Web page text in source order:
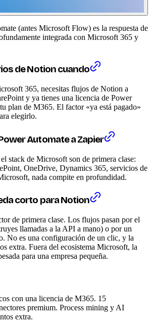
(antes Microsoft Flow) es la respuesta de
integrada con Microsoft 365 y
de Notion cuando
365, necesitas flujos de Notion a
y ya tienes una licencia de Power
plan de M365. El factor «ya está pagado»
elegirlo.
Automate a Zapier
stack de Microsoft son de primera clase:
OneDrive, Dynamics 365, servicios de
nada compite en profundidad.
corto para Notion
de primera clase. Los flujos pasan por el
llamadas a la API a mano) o por un
No es una configuración de un clic, y la
extra. Fuera del ecosistema Microsoft, la
para una empresa pequeña.
con una licencia de M365. 15
premium. Process mining y AI
extra.